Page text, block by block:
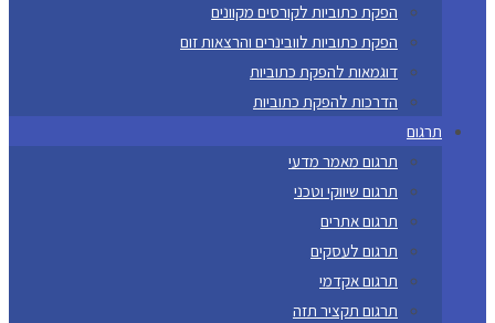
הפקת כתוביות לקורסים מקוונים
הפקת כתוביות לוובינרים והרצאות זום
דוגמאות להפקת כתוביות
הדרכות להפקת כתוביות
תרגום
תרגום מאמר מדעי
תרגום שיווקי וטכני
תרגום אתרים
תרגום לעסקים
תרגום אקדמי
תרגום תקציר תזה